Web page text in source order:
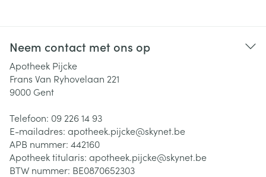
Neem contact met ons op
Apotheek Pijcke
Frans Van Ryhovelaan 221
9000 Gent
Telefoon: 09 226 14 93
E-mailadres: apotheek.pijcke@skynet.be
APB nummer: 442160
Apotheek titularis: apotheek.pijcke@skynet.be
BTW nummer: BE0870652303